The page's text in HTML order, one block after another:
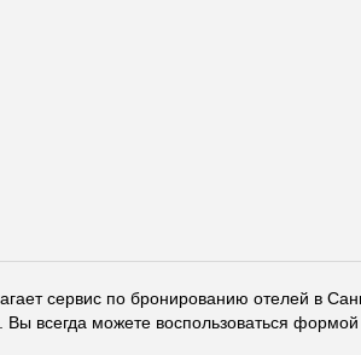
сервис по бронированию отелей в
всегда можете воспользоваться